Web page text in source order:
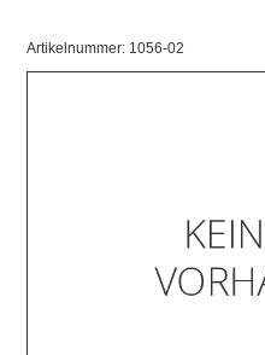
Artikelnummer: 1056-02